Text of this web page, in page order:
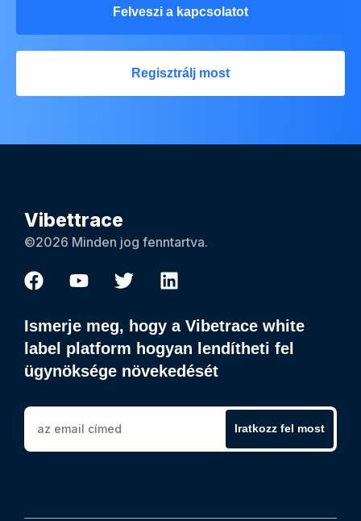
Felveszi a kapcsolatot
Regisztrálj most
Vibettrace
©2026 Minden jog fenntartva.
Ismerje meg, hogy a Vibetrace white
label platform hogyan lendítheti fel
ügynöksége növekedését
Iratkozz fel most